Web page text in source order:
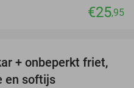
€25,95
32%
+ onbeperkt friet,
en softijs